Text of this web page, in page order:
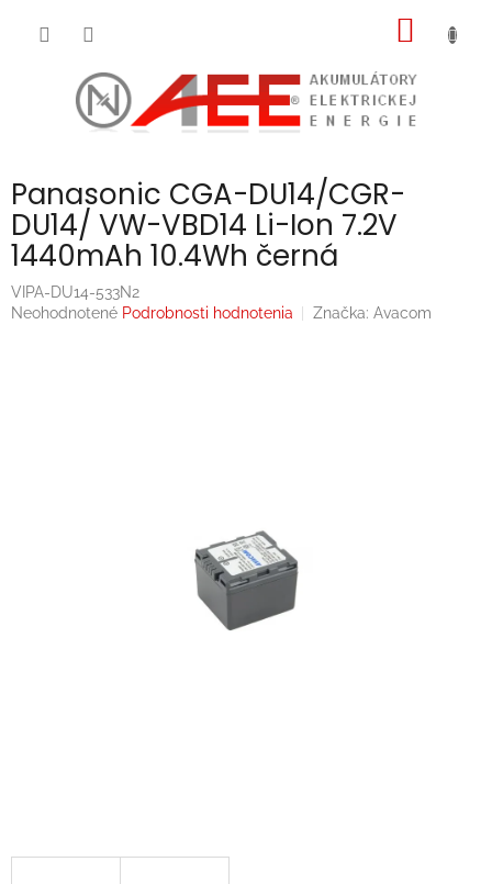
Panasonic CGA-DU14/CGR-
DU14/ VW-VBD14 Li-Ion 7.2V
1440mAh 10.4Wh černá
VIPA-DU14-533N2
Priemerné
Neohodnotené Podrobnosti hodnotenia Značka: Avacom